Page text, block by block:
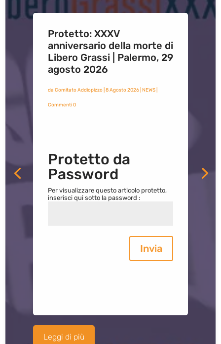
Protetto: XXXV
anniversario della morte di
Libero Grassi | Palermo, 29
agosto 2026
da Comitato Addiopizzo| 8 Agosto 2026| NEWS|
Commenti 0
Protetto da
Password
Per visualizzare questo articolo protetto,
inserisci qui sotto la password :
Invia
Leggi di più